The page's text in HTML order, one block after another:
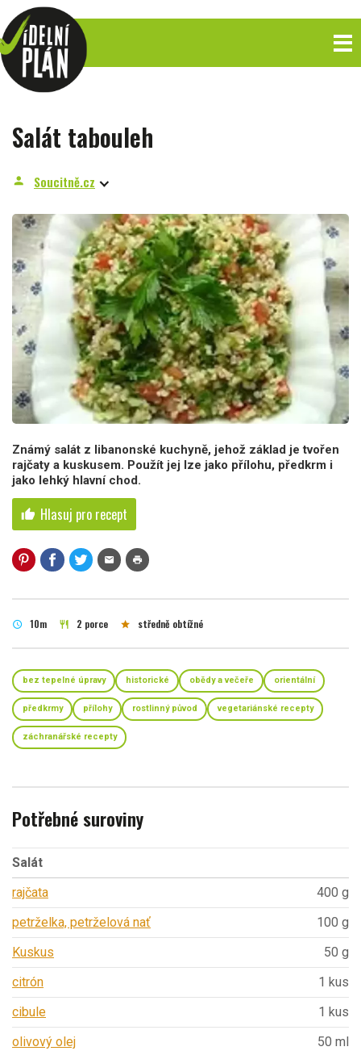
Salát tabouleh
person Soucitně.cz
Známý salát z libanonské kuchyně, jehož základ je tvořen
rajčaty a kuskusem. Použít jej lze jako přílohu, předkrm i
jako lehký hlavní chod.
thumb_up Hlasuj pro recept
mail print
schedule 10m restaurant 2 porce star středně obtížné
bez tepelné úpravy historické obědy a večeře orientální
předkrmy přílohy rostlinný původ vegetariánské recepty
záchranářské recepty
Potřebné suroviny
Salát
rajčata
400 g
petrželka, petrželová nať
100 g
Kuskus
50 g
citrón
1 kus
cibule
1 kus
olivový olej
50 ml